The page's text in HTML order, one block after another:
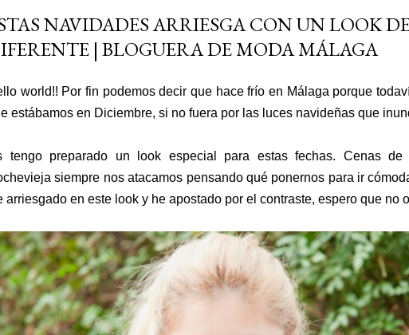
NAVIDADES ARRIESGA CON UN LOOK
| BLOGUERA DE MODA MÁLAGA
world!! Por fin podemos decir que hace frío en Málaga porque
estábamos en Diciembre, si no fuera por las luces navideñas que
tengo preparado un look especial para estas fechas. Cenas de
siempre nos atacamos pensando qué ponernos para ir
arriesgado en este look y he apostado por el contraste, espero que no